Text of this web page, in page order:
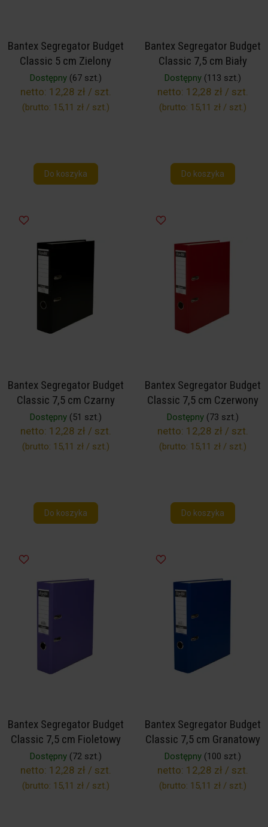
Bantex Segregator Budget
Classic 5 cm Zielony
Dostępny(67 szt.)
netto: 12,28 zł / szt.
(brutto: 15,11 zł / szt.)
Do koszyka
Bantex Segregator Budget
Classic 7,5 cm Biały
Dostępny(113 szt.)
netto: 12,28 zł / szt.
(brutto: 15,11 zł / szt.)
Do koszyka
Bantex Segregator Budget
Classic 7,5 cm Czarny
Dostępny(51 szt.)
netto: 12,28 zł / szt.
(brutto: 15,11 zł / szt.)
Do koszyka
Bantex Segregator Budget
Classic 7,5 cm Czerwony
Dostępny(73 szt.)
netto: 12,28 zł / szt.
(brutto: 15,11 zł / szt.)
Do koszyka
Bantex Segregator Budget
Classic 7,5 cm Fioletowy
Dostępny(72 szt.)
netto: 12,28 zł / szt.
(brutto: 15,11 zł / szt.)
Bantex Segregator Budget
Classic 7,5 cm Granatowy
Dostępny(100 szt.)
netto: 12,28 zł / szt.
(brutto: 15,11 zł / szt.)